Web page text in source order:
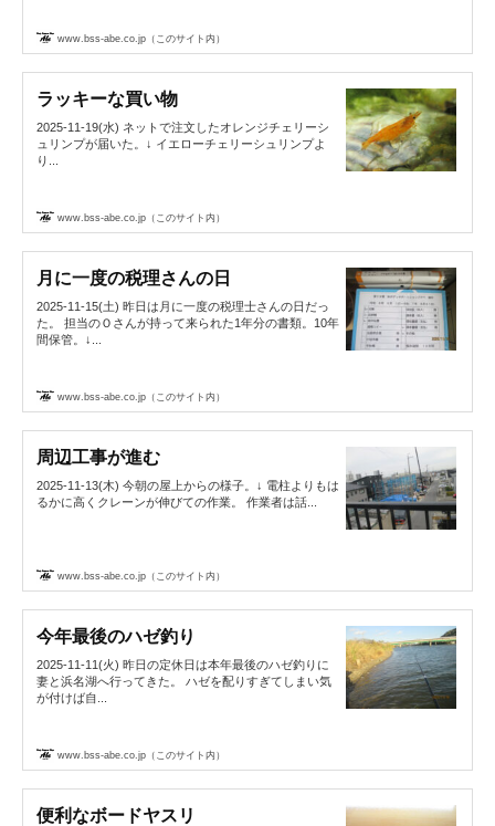
www.bss-abe.co.jp（このサイト内）
ラッキーな買い物
2025-11-19(水) ネットで注文したオレンジチェリーシ
ュリンプが届いた。↓ イエローチェリーシュリンプよ
り...
www.bss-abe.co.jp（このサイト内）
月に一度の税理さんの日
2025-11-15(土) 昨日は月に一度の税理士さんの日だっ
た。 担当のＯさんが持って来られた1年分の書類。10年
間保管。↓...
www.bss-abe.co.jp（このサイト内）
周辺工事が進む
2025-11-13(木) 今朝の屋上からの様子。↓ 電柱よりもは
るかに高くクレーンが伸びての作業。 作業者は話...
www.bss-abe.co.jp（このサイト内）
今年最後のハゼ釣り
2025-11-11(火) 昨日の定休日は本年最後のハゼ釣りに
妻と浜名湖へ行ってきた。 ハゼを配りすぎてしまい気
が付けば自...
www.bss-abe.co.jp（このサイト内）
便利なボードヤスリ